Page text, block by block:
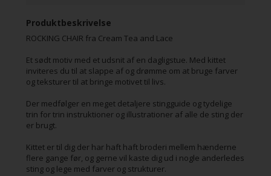
Produktbeskrivelse
ROCKING CHAIR fra Cream Tea and Lace
Et sødt motiv med et udsnit af en dagligstue. Med kittet
inviteres du til at slappe af og drømme om at bruge farver
og teksturer til at bringe motivet til livs.
Der medfølger en meget detaljere stingguide og tydelige
trin for trin instruktioner og illustrationer af alle de sting der
er brugt.
Kittet er til dig der har haft haft broderi mellem hænderne
flere gange før, og gerne vil kaste dig ud i nogle anderledes
sting og lege med farver og strukturer.